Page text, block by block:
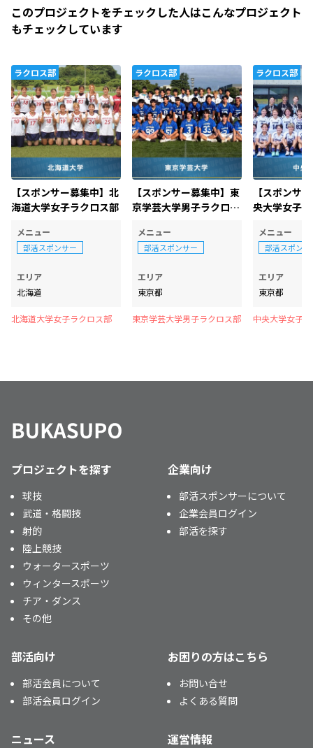
このプロジェクトをチェックした人はこんなプロジェクト
もチェックしています
ラクロス部
【スポンサー募集中】北
海道大学女子ラクロス部
メニュー
部活スポンサー
エリア
北海道
北海道大学女子ラクロス部
ラクロス部
【スポンサー募集中】東
京学芸大学男子ラクロス
メニュー
部活スポンサー
エリア
東京都
東京学芸大学男子ラクロス部
ラクロス部
【スポンサ
央大学女子
メニュー
部活スポンサ
エリア
東京都
中央大学女子
プロジェクトを探す
球技
武道・格闘技
射的
陸上競技
ウォータースポーツ
ウィンタースポーツ
チア・ダンス
その他
企業向け
部活スポンサーについて
企業会員ログイン
部活を探す
部活向け
部活会員について
部活会員ログイン
お困りの方はこちら
お問い合せ
よくある質問
ニュース 運営情報